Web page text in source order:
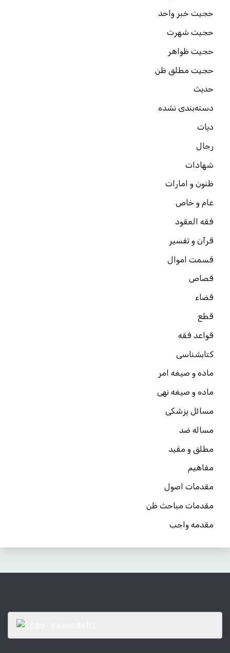
حجیت خبر واحد
حجیت شهرت
حجیت ظواهر
حجیت مطلق ظن
حدیث
دسته‌بندی نشده
دیات
رجال
شهادات
ظنون و امارات
عام و خاص
فقه العقود
قرآن و تفسیر
قسمت اموال
قصاص
قضاء
قطع
قواعد فقه
کتابشناسی
ماده و صیغه امر
ماده و صیغه نهی
مسائل پزشکی
مساله ضد
مطلق و مقید
مفاهیم
مقدمات اصول
مقدمات مباحث ظن
مقدمه واجب